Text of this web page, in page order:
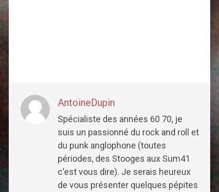
AntoineDupin
Spécialiste des années 60 70, je
suis un passionné du rock and roll et
du punk anglophone (toutes
périodes, des Stooges aux Sum41
c'est vous dire). Je serais heureux
de vous présenter quelques pépites